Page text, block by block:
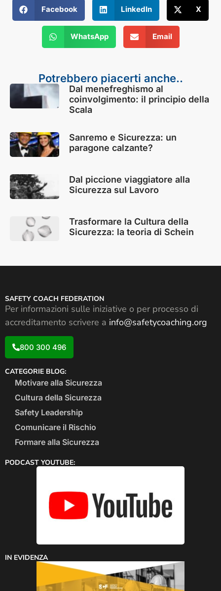
Facebook LinkedIn X
WhatsApp Email
Potrebbero piacerti anche..
Dal menefreghismo al
coinvolgimento: il principio della
Scala
Sanremo e Sicurezza: un
paragone calzante?
Dal piccione viaggiatore alla
Sicurezza sul Lavoro
Trasformare la Cultura della
Sicurezza: la teoria di Schein
SAFETY COACH FEDERATION
Per informazioni sulle iniziative o per processo di
accreditamento scrivere a info@safetycoaching.org
800 300 496
CATEGORIE BLOG:
Motivare alla Sicurezza
Cultura della Sicurezza
Safety Leadership
Comunicare il Rischio
Formare alla Sicurezza
PODCAST YOUTUBE:
IN EVIDENZA